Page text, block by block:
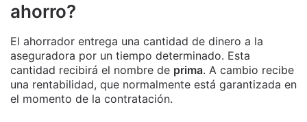
ahorro?
El ahorrador entrega una cantidad de dinero a la
aseguradora por un tiempo determinado. Esta
cantidad recibirá el nombre de prima. A cambio recibe
una rentabilidad, que normalmente está garantizada en
el momento de la contratación.